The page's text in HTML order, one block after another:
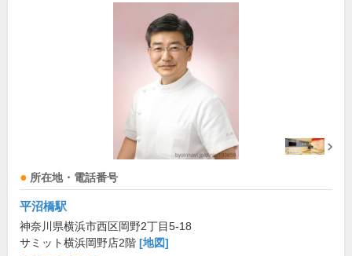
所在地・電話番号
平沼橋駅
神奈川県横浜市西区岡野2丁目5-18
サミット横浜岡野店2階 [地図]